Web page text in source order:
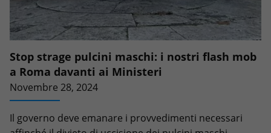
Stop strage pulcini maschi: i nostri flash mob
a Roma davanti ai Ministeri
Novembre 28, 2024
Il governo deve emanare i provvedimenti necessari